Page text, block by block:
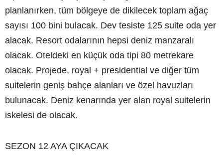
planlanırken, tüm bölgeye de dikilecek toplam ağaç
sayısı 100 bini bulacak. Dev tesiste 125 suite oda yer
alacak. Resort odalarının hepsi deniz manzaralı
olacak. Oteldeki en küçük oda tipi 80 metrekare
olacak. Projede, royal + presidential ve diğer tüm
suitelerin geniş bahçe alanları ve özel havuzları
bulunacak. Deniz kenarında yer alan royal suitelerin
iskelesi de olacak.
SEZON 12 AYA ÇIKACAK